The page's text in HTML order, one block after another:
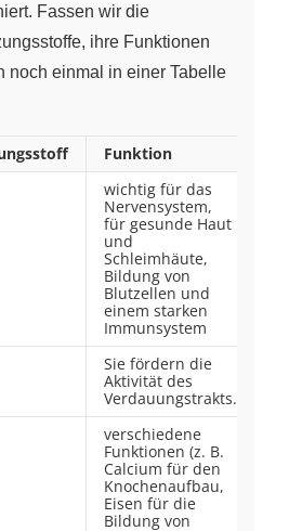
Fassen wir die
ihre Funktionen
noch einmal in einer Tabelle
Funktion
wichtig für das
Nervensystem,
für gesunde Haut
und
Schleimhäute,
Bildung von
Blutzellen und
einem starken
Immunsystem
Sie fördern die
Aktivität des
Verdauungstrakts.
verschiedene
Funktionen (z. B.
Calcium für den
Knochenaufbau,
Eisen für die
Bildung von